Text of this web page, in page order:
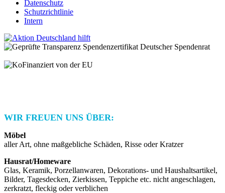
Datenschutz
Schutzrichtlinie
Intern
WIR FREUEN UNS ÜBER:
Möbel
aller Art, ohne maßgebliche Schäden, Risse oder Kratzer
Hausrat/Homeware
Glas, Keramik, Porzellanwaren, Dekorations- und Haushaltsartikel,
Bilder, Tagesdecken, Zierkissen, Teppiche etc. nicht angeschlagen,
zerkratzt, fleckig oder verblichen